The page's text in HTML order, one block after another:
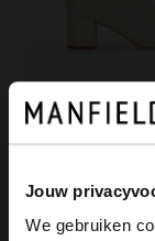
Jouw
We gebruiken
169.99